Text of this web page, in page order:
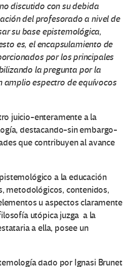
discutido con su debida
del profesorado a nivel de
su base epistemológica,
es, el encapsulamiento de
por los principales
la pregunta por la
espectro de equívocos
juicio-enteramente a la
destacando-sin embargo-
que contribuyen al avance
a la educación
metodológicos, contenidos,
u aspectos claramente
utópica juzga a la
a ella, posee un
dado por Ignasi Brunet